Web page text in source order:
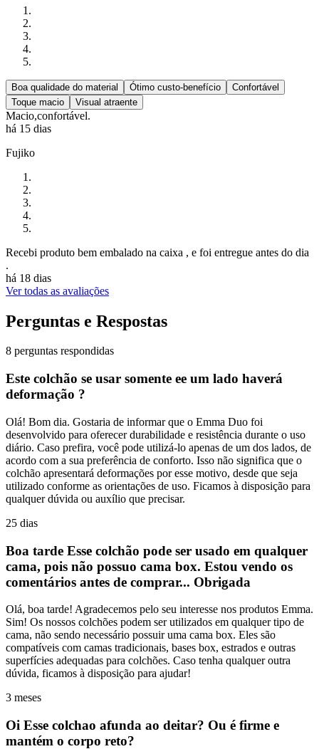
Boa qualidade do material Ótimo custo-benefício
Confortável
Toque macio
Visual atraente
Macio,confortável.
há 15 dias
Fujiko
Recebi produto bem embalado na caixa , e foi entregue antes do dia
.
há 18 dias
Ver todas as avaliações
Perguntas e Respostas
8 perguntas respondidas
Este colchão se usar somente ee um lado haverá
deformação ?
Olá! Bom dia. Gostaria de informar que o Emma Duo foi
desenvolvido para oferecer durabilidade e resistência durante o uso
diário. Caso prefira, você pode utilizá-lo apenas de um dos lados, de
acordo com a sua preferência de conforto. Isso não significa que o
colchão apresentará deformações por esse motivo, desde que seja
utilizado conforme as orientações de uso. Ficamos à disposição para
qualquer dúvida ou auxílio que precisar.
25 dias
Boa tarde Esse colchão pode ser usado em qualquer
cama, pois não possuo cama box. Estou vendo os
comentários antes de comprar... Obrigada
Olá, boa tarde! Agradecemos pelo seu interesse nos produtos Emma.
Sim! Os nossos colchões podem ser utilizados em qualquer tipo de
cama, não sendo necessário possuir uma cama box. Eles são
compatíveis com camas tradicionais, bases box, estrados e outras
superfícies adequadas para colchões. Caso tenha qualquer outra
dúvida, ficamos à disposição para ajudar!
3 meses
Oi Esse colchao afunda ao deitar? Ou é firme e
mantém o corpo reto?